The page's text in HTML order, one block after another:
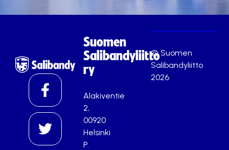
Suomen
Salibandyliitto
ry
Alakiventie
2,
00920
Helsinki
P.
© Suomen
Salibandyliitto
2026